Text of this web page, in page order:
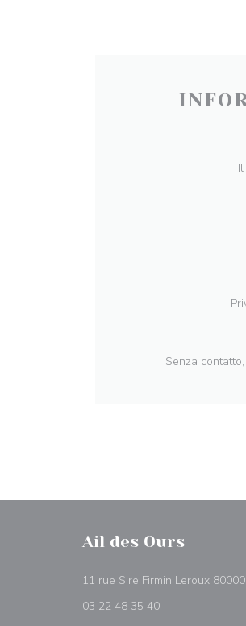
Senza
Ail des Ours
11 rue Sire Firmin Leroux
03 22 48 35 40